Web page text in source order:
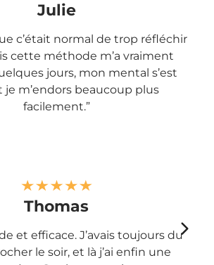
Julie
c’était normal de trop réfléchir
cette méthode m’a vraiment
jours, mon mental s’est
je m’endors beaucoup plus
facilement.”
Thomas
et efficace. J’avais toujours du
le soir, et là j’ai enfin une